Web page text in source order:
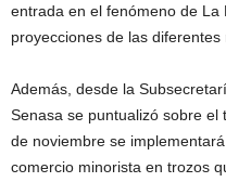
entrada en el fenómeno de La
proyecciones de las diferentes
Además, desde la
Senasa se puntualizó sobre el
de noviembre se
comercio minorista en trozos